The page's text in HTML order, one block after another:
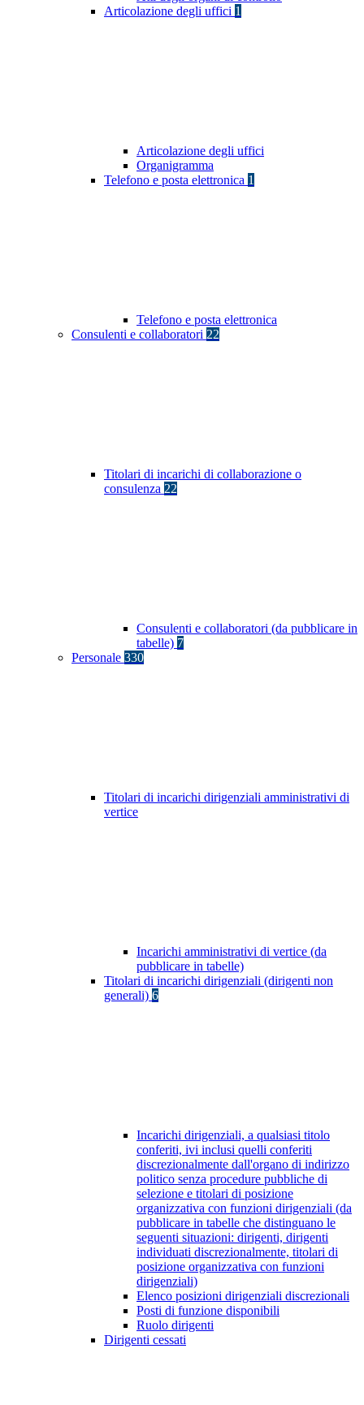
Articolazione degli uffici 1
Articolazione degli uffici
Organigramma
Telefono e posta elettronica 1
Telefono e posta elettronica
Consulenti e collaboratori 22
Titolari di incarichi di collaborazione o
consulenza 22
Consulenti e collaboratori (da pubblicare in
tabelle) 7
Personale 330
Titolari di incarichi dirigenziali amministrativi di
vertice
Incarichi amministrativi di vertice (da
pubblicare in tabelle)
Titolari di incarichi dirigenziali (dirigenti non
generali) 6
Incarichi dirigenziali, a qualsiasi titolo
conferiti, ivi inclusi quelli conferiti
discrezionalmente dall'organo di indirizzo
politico senza procedure pubbliche di
selezione e titolari di posizione
organizzativa con funzioni dirigenziali (da
pubblicare in tabelle che distinguano le
seguenti situazioni: dirigenti, dirigenti
individuati discrezionalmente, titolari di
posizione organizzativa con funzioni
dirigenziali)
Elenco posizioni dirigenziali discrezionali
Posti di funzione disponibili
Ruolo dirigenti
Dirigenti cessati